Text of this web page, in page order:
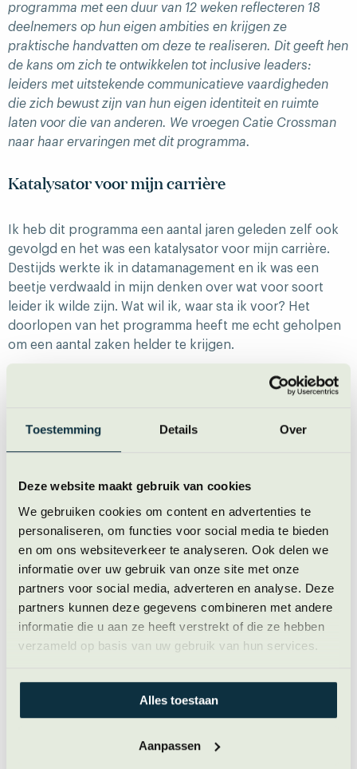
Toestemming Details Over
Deze website maakt gebruik van cookies
We gebruiken cookies om content en advertenties te
personaliseren, om functies voor social media te bieden
en om ons websiteverkeer te analyseren. Ook delen we
informatie over uw gebruik van onze site met onze
partners voor social media, adverteren en analyse. Deze
partners kunnen deze gegevens combineren met andere
informatie die u aan ze heeft verstrekt of die ze hebben
verzameld op basis van uw gebruik van hun services.
Alles toestaan
Aanpassen
programma met een duur van 12 weken reflecteren 18
deelnemers op hun eigen ambities en krijgen ze
praktische handvatten om deze te realiseren. Dit geeft hen
de kans om zich te ontwikkelen tot inclusive leaders:
leiders met uitstekende communicatieve vaardigheden
die zich bewust zijn van hun eigen identiteit en ruimte
laten voor die van anderen. We vroegen Catie Crossman
naar haar ervaringen met dit programma.
Katalysator voor mijn carrière
Ik heb dit programma een aantal jaren geleden zelf ook
gevolgd en het was een katalysator voor mijn carrière.
Destijds werkte ik in datamanagement en ik was een
beetje verdwaald in mijn denken over wat voor soort
leider ik wilde zijn. Wat wil ik, waar sta ik voor? Het
doorlopen van het programma heeft me echt geholpen
om een aantal zaken helder te krijgen.
Nobbe Mieras neemt de tijd om te luisteren en onze
het programma. Het blijft zich hierdoor jaar na jaar
naast persoonlijke empowerment ook een groep
Ik zie bij mezelf en bij andere deelnemers dat ze na het
volgen van dit programma andere keuzes maken en ik
zie een groot verschil in hun leiderschapsstijl. Verder
heb ik genoten van de flair die de trainers meenemen.
Iedereen bij Nobbe Mieras komt uit het theater en dat is
uniek.
Het programma bestaat uit een sterk raamwerk en een
door Nobbe Mieras ontwikkeld knoppenbord, waarin